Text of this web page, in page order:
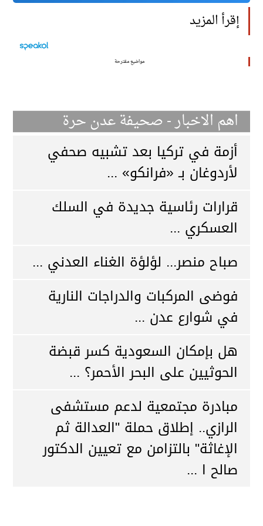
إقرأ المزيد
مواضيع مقترحة
اهم الاخبار - صحيفة عدن حرة
أزمة في تركيا بعد تشبيه صحفي
لأردوغان بـ «فرانكو» ...
قرارات رئاسية جديدة في السلك
العسكري ...
صباح منصر... لؤلؤة الغناء العدني ...
فوضى المركبات والدراجات النارية
في شوارع عدن ...
هل بإمكان السعودية كسر قبضة
الحوثيين على البحر الأحمر؟ ...
مبادرة مجتمعية لدعم مستشفى
الرازي.. إطلاق حملة "العدالة ثم
الإغاثة" بالتزامن مع تعيين الدكتور
صالح ا ...